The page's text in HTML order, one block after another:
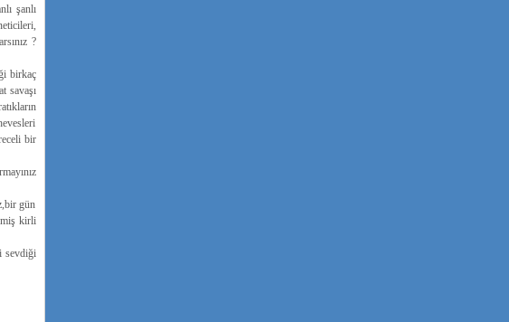
şanlı
?
birkaç
savaşı
bir
gün
kirli
sevdiği